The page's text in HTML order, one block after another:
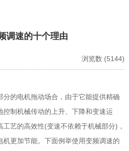
调速的十个理由
浏览数 (5144)
的电机拖动场合，由于它能提供精确
控制机械传动的上升、下降和变速运
艺的高效性(变速不依赖于机械部分)，
机更加节能。下面例举使用变频调速的